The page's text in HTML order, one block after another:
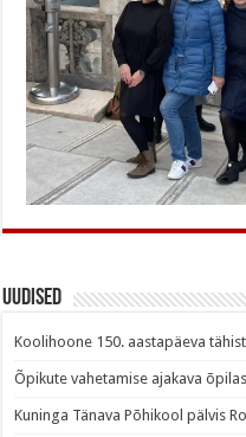
Uudised
Koolihoone 150. aastapäeva
Õpikute vahetamise ajakava
Kuninga Tänava Põhikool pälvis